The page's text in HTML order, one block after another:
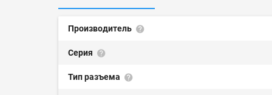
Производитель
Серия
Тип разъема